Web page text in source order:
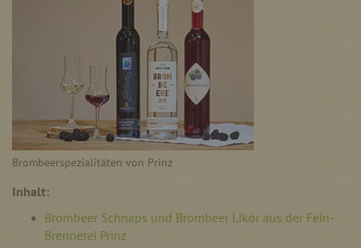
Brombeerspezialitäten von Prinz
Inhalt:
Brombeer Schnaps und Brombeer Likör aus der Fein-
Brennerei Prinz